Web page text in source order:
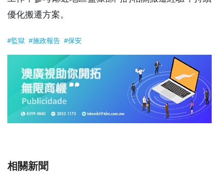
優化搬遷方案。
#監獄 #施政報告 #保安
相關新聞